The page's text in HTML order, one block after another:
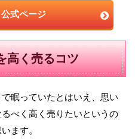
式ページ
高く売るコツ
眠っていたとはいえ、思い
べく高く売りたいというの
ます。